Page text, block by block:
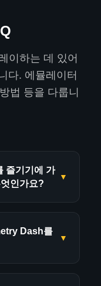
이하는 데 있어
다. 에뮬레이터
법 등을 다룹니
즐기기에 가
인가요?
▼
입니다. 게임
공하며, 게임
Dash를
▼